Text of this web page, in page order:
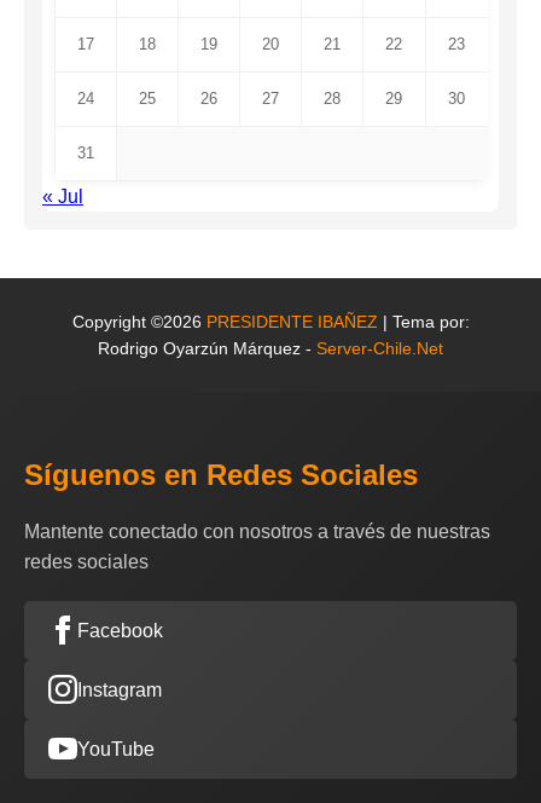
17 18 19 20 21 22 23
24 25 26 27 28 29 30
31
« Jul
Copyright ©2026 PRESIDENTE IBAÑEZ | Tema por:
Rodrigo Oyarzún Márquez - Server-Chile.Net
Síguenos en Redes Sociales
Mantente conectado con nosotros a través de nuestras
redes sociales
Facebook
Instagram
YouTube